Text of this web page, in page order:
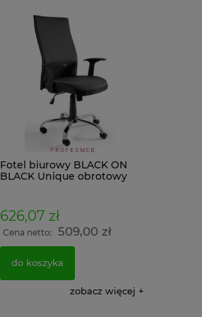
do koszyka
Fotel biurowy BLACK ON
BLACK Unique obrotowy
626,07 zł
Cena netto: 509,00 zł
do koszyka
zobacz więcej